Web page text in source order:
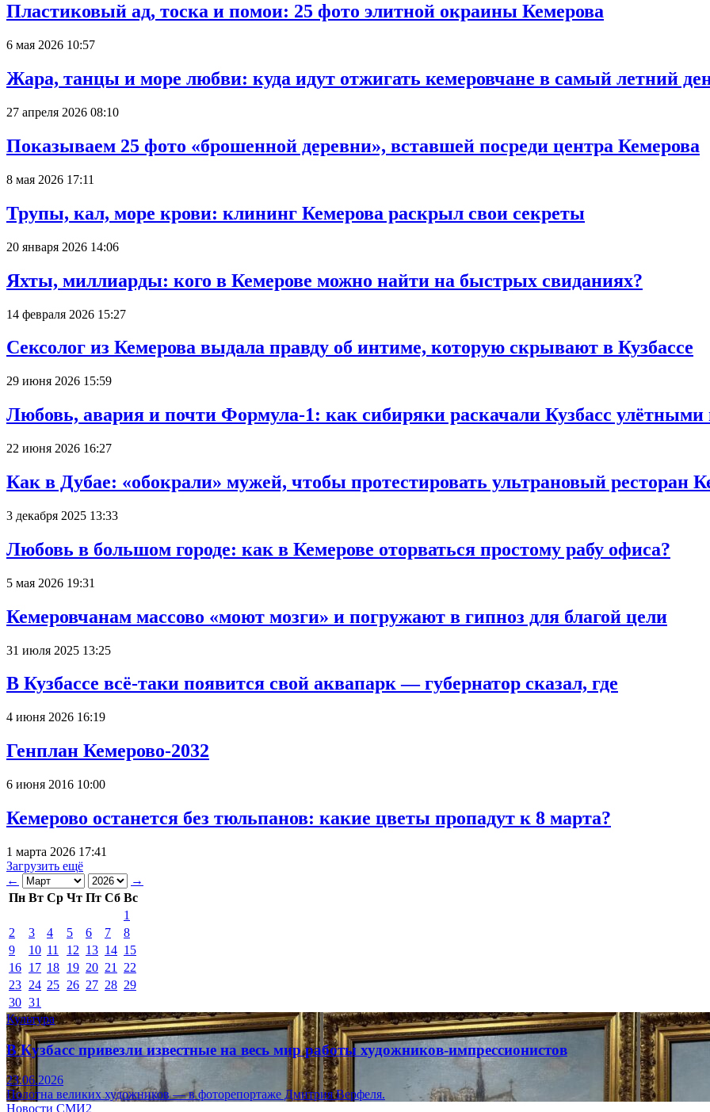
Пластиковый ад, тоска и помои: 25 фото элитной окраины Кемерова
6 мая 2026 10:57
Жара, танцы и море любви: куда идут отжигать кемеровчане в самый летний
27 апреля 2026 08:10
Показываем 25 фото «брошенной деревни», вставшей посреди центра Кемерова
8 мая 2026 17:11
Трупы, кал, море крови: клининг Кемерова раскрыл свои секреты
20 января 2026 14:06
Яхты, миллиарды: кого в Кемерове можно найти на быстрых свиданиях?
14 февраля 2026 15:27
Сексолог из Кемерова выдала правду об интиме, которую скрывают в Кузбассе
29 июня 2026 15:59
Любовь, авария и почти Формула-1: как сибиряки раскачали Кузбасс улётными
22 июня 2026 16:27
Как в Дубае: «обокрали» мужей, чтобы протестировать ультрановый ресторан
3 декабря 2025 13:33
Любовь в большом городе: как в Кемерове оторваться простому рабу офиса?
5 мая 2026 19:31
Кемеровчанам массово «моют мозги» и погружают в гипноз для благой цели
31 июля 2025 13:25
В Кузбассе всё-таки появится свой аквапарк — губернатор сказал, где
4 июня 2026 16:19
Генплан Кемерово-2032
6 июня 2016 10:00
Кемерово останется без тюльпанов: какие цветы пропадут к 8 марта?
1 марта 2026 17:41
Загрузить ещё
←
→
Пн Вт Ср Чт Пт Сб Вс
1
2
3 4 5 6 7
8
9
10 11 12 13 14 15
16 17 18 19 20 21
22
23 24 25 26 27 28 29
30 31
Культура
В Кузбасс привезли известные на весь мир работы художников-импрессионистов
23.06.2026
Полотна великих художников — в фоторепортаже Дмитрия Верфеля.
Новости СМИ2